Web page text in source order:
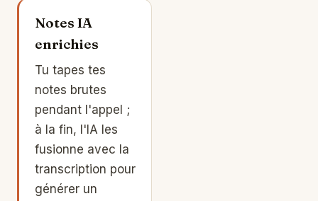
Notes IA
enrichies
Tu tapes tes
notes brutes
pendant l'appel ;
à la fin, l'IA les
fusionne avec la
transcription pour
générer un